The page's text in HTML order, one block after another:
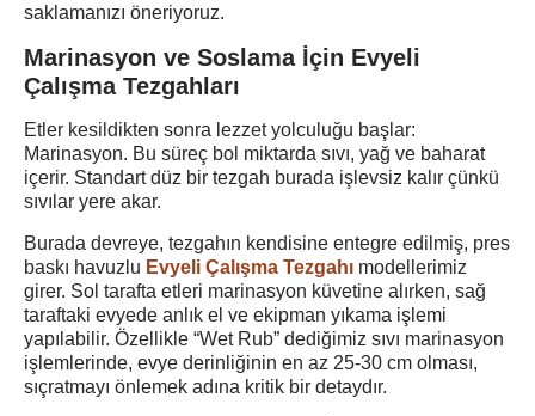
saklamanızı öneriyoruz.
Marinasyon ve Soslama İçin Evyeli
Çalışma Tezgahları
Etler kesildikten sonra lezzet yolculuğu başlar:
Marinasyon. Bu süreç bol miktarda sıvı, yağ ve baharat
içerir. Standart düz bir tezgah burada işlevsiz kalır çünkü
sıvılar yere akar.
Burada devreye, tezgahın kendisine entegre edilmiş, pres
baskı havuzlu Evyeli Çalışma Tezgahı modellerimiz
girer. Sol tarafta etleri marinasyon küvetine alırken, sağ
taraftaki evyede anlık el ve ekipman yıkama işlemi
yapılabilir. Özellikle “Wet Rub” dediğimiz sıvı marinasyon
işlemlerinde, evye derinliğinin en az 25-30 cm olması,
sıçratmayı önlemek adına kritik bir detaydır.